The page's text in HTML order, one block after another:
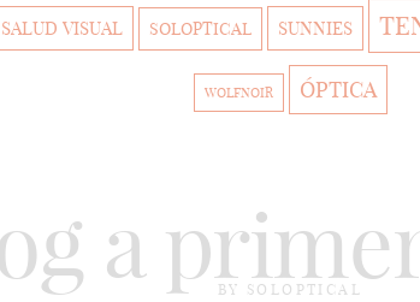
SALUD VISUAL SOLOPTICAL SUNNIES
WOLFNOIR ÓPTICA
a BY SOLOPTICAL